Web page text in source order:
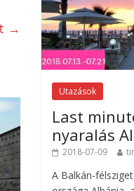
→
Utazások
Last
nyaralás
2018-07-09
A Balkán-